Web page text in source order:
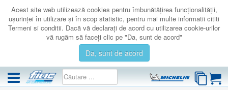
Acest site web utilizează cookies pentru îmbunătăţirea funcţionalităţii,
uşurinţei în utilizare şi în scop statistic, pentru mai multe informatii cititi
Termeni si conditii. Dacă vă declaraţi de acord cu utilizarea cookie-urilor
vă rugăm să faceţi clic pe "Da, sunt de acord"
Da, sunt de acord